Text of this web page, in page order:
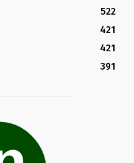
522
421
421
391